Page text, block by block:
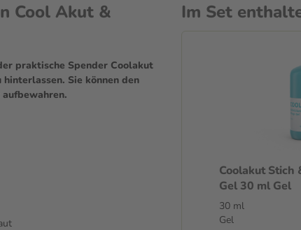
Cool Akut &
praktische Spender Coolakut
Sie können den
Im Set
Coolakut Stich
Gel 30 ml Gel
30 ml
Gel